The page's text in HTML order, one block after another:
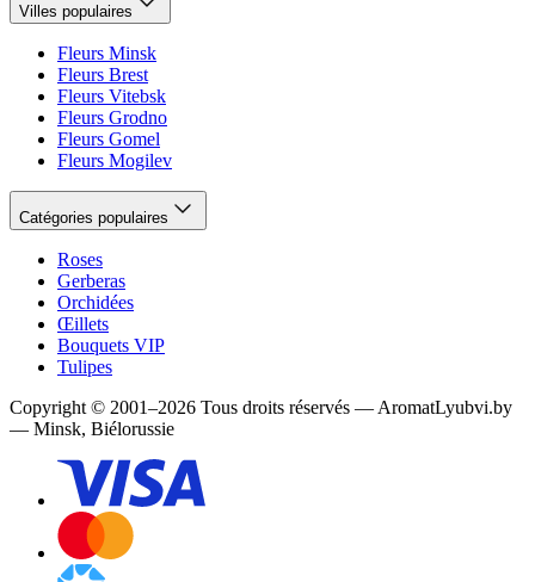
Villes populaires
Fleurs Minsk
Fleurs Brest
Fleurs Vitebsk
Fleurs Grodno
Fleurs Gomel
Fleurs Mogilev
Catégories populaires
Roses
Gerberas
Orchidées
Œillets
Bouquets VIP
Tulipes
Copyright © 2001–2026 Tous droits réservés — AromatLyubvi.by
— Minsk, Biélorussie